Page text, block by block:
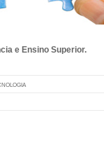
e Ensino Superior.